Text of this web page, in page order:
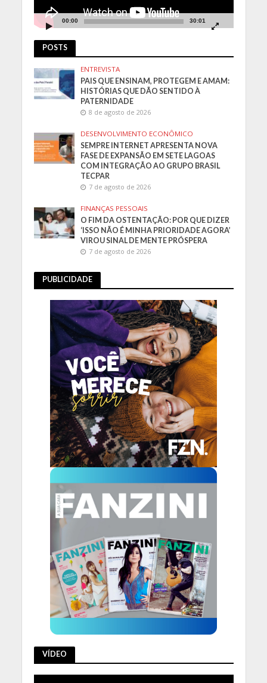
00:00 30:01
POSTS
ENTREVISTA
PAIS QUE ENSINAM, PROTEGEM E AMAM:
HISTÓRIAS QUE DÃO SENTIDO À
PATERNIDADE
8 de agosto de 2026
DESENVOLVIMENTO ECONÔMICO
SEMPRE INTERNET APRESENTA NOVA
FASE DE EXPANSÃO EM SETE LAGOAS
COM INTEGRAÇÃO AO GRUPO BRASIL
TECPAR
7 de agosto de 2026
FINANÇAS PESSOAIS
O FIM DA OSTENTAÇÃO: POR QUE DIZER
‘ISSO NÃO É MINHA PRIORIDADE AGORA’
VIROU SINAL DE MENTE PRÓSPERA
7 de agosto de 2026
PUBLICIDADE
VÍDEO